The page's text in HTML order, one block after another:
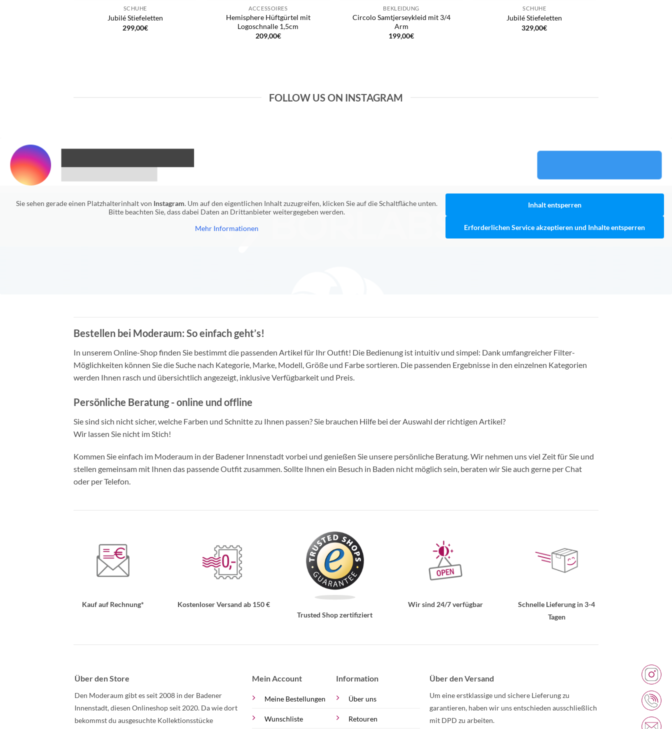
SCHUHE
Jubilé Stiefeletten
299,00€
ACCESSOIRES
Hemisphere Hüftgürtel mit
Logoschnalle 1,5cm
209,00€
BEKLEIDUNG
Circolo Samtjerseykleid mit 3/4
Arm
199,00€
SCHUHE
Jubilé Stiefeletten
329,00€
FOLLOW US ON INSTAGRAM
Sie sehen gerade einen Platzhalterinhalt von Instagram. Um auf den eigentlichen Inhalt zuzugreifen, klicken Sie auf die Schaltfläche unten.
Bitte beachten Sie, dass dabei Daten an Drittanbieter weitergegeben werden.
Mehr Informationen
Inhalt entsperren
Erforderlichen Service akzeptieren und Inhalte entsperren
Bestellen bei Moderaum: So einfach geht’s!
In unserem Online-Shop finden Sie bestimmt die passenden Artikel für Ihr Outfit! Die Bedienung ist intuitiv und simpel: Dank umfangreicher Filter-
Möglichkeiten können Sie die Suche nach Kategorie, Marke, Modell, Größe und Farbe sortieren. Die passenden Ergebnisse in den einzelnen Kategorien
werden Ihnen rasch und übersichtlich angezeigt, inklusive Verfügbarkeit und Preis.
Persönliche Beratung - online und offline
Sie sind sich nicht sicher, welche Farben und Schnitte zu Ihnen passen? Sie brauchen Hilfe bei der Auswahl der richtigen Artikel?
Wir lassen Sie nicht im Stich!
Kommen Sie einfach im Moderaum in der Badener Innenstadt vorbei und genießen Sie unsere persönliche Beratung. Wir nehmen uns viel Zeit für Sie und
stellen gemeinsam mit Ihnen das passende Outfit zusammen. Sollte Ihnen ein Besuch in Baden nicht möglich sein, beraten wir Sie auch gerne per Chat
oder per Telefon.
Kauf auf Rechnung*
Kostenloser Versand ab 150 €
Trusted Shop zertifiziert
Wir sind 24/7 verfügbar
Schnelle Lieferung in 3-4
Tagen
Über den Store
Den Moderaum gibt es seit 2008 in der Badener
Innenstadt, diesen Onlineshop seit 2020. Da wie dort
bekommst du ausgesuchte Kollektionsstücke
Mein Account
Meine Bestellungen
Wunschliste
Information
Über uns
Retouren
Über den Versand
Um eine erstklassige und sichere Lieferung zu
garantieren, haben wir uns entschieden ausschließlich
mit DPD zu arbeiten.